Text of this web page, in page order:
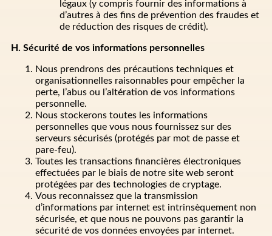
légaux (y compris fournir des informations à
d’autres à des fins de prévention des fraudes et
de réduction des risques de crédit).
H. Sécurité de vos informations personnelles
Nous prendrons des précautions techniques et
organisationnelles raisonnables pour empêcher la
perte, l’abus ou l’altération de vos informations
personnelle.
Nous stockerons toutes les informations
personnelles que vous nous fournissez sur des
serveurs sécurisés (protégés par mot de passe et
pare-feu).
Toutes les transactions financières électroniques
effectuées par le biais de notre site web seront
protégées par des technologies de cryptage.
Vous reconnaissez que la transmission
d’informations par internet est intrinsèquement non
sécurisée, et que nous ne pouvons pas garantir la
sécurité de vos données envoyées par internet.